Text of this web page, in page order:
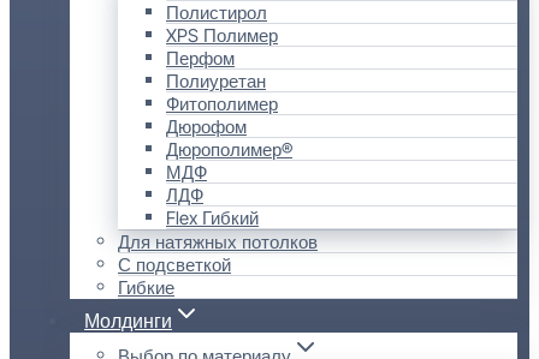
Полистирол
XPS Полимер
Перфом
Полиуретан
Фитополимер
Дюрофом
Дюрополимер®
МДФ
ЛДФ
Flex Гибкий
Для натяжных потолков
С подсветкой
Гибкие
Молдинги